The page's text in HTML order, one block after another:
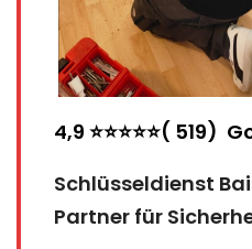
4,9 ⭐⭐⭐⭐⭐(
Schlüsseldienst
Partner für